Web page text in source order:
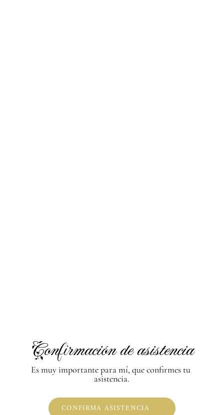
Confirmación de asistencia
Es muy importante para mí, que confirmes tu
asistencia.
CONFIRMA ASISTENCIA